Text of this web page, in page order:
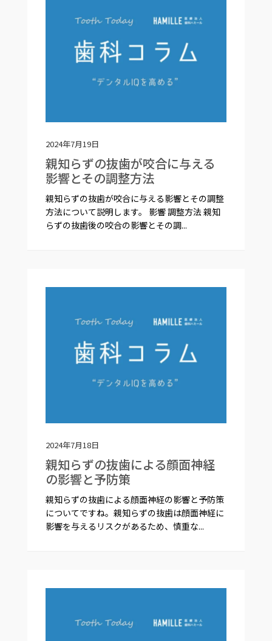
2024年7月19日
親知らずの抜歯が咬合に与える
影響とその調整方法
親知らずの抜歯が咬合に与える影響とその調整
方法について説明します。 影響 調整方法 親知
らずの抜歯後の咬合の影響とその調...
2024年7月18日
親知らずの抜歯による顔面神経
の影響と予防策
親知らずの抜歯による顔面神経の影響と予防策
についてですね。親知らずの抜歯は顔面神経に
影響を与えるリスクがあるため、慎重な...